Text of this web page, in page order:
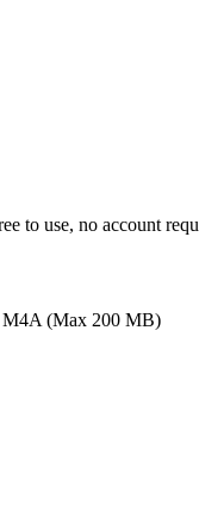
to use, no account
(Max 200 MB)